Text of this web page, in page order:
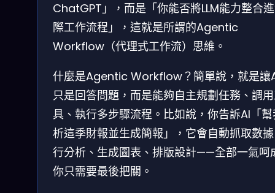
ChatGPT」，而是「你能否將LLM能力整合
際工作流程」，這就是所謂的Agentic
Workflow（代理式工作流）思維。
什麼是Agentic Workflow？簡單說，就是讓
只是回答問題，而是能夠自主規劃任務、調
具、執行多步驟流程。比如說，你告訴AI「
析這季財報並生成簡報」，它會自動抓取數
行分析、生成圖表、排版設計——全部一氣呵
你只需要最後把關。